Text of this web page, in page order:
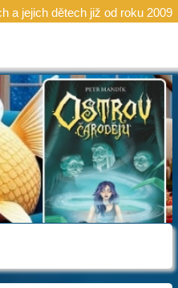
a jejich dětech již od roku 2009